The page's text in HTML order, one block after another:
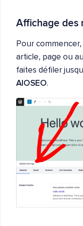
Affichage des
Pour
article, page ou
faites défiler
AIOSEO.